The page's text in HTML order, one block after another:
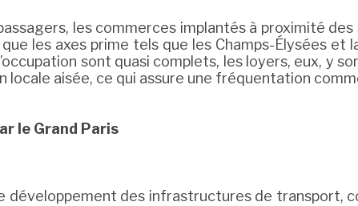
les commerces implantés à proximité
les axes prime tels que les Champs-Élysées
sont quasi complets, les loyers, eux, y
locale aisée, ce qui assure une fréquentation
le Grand Paris
développement des infrastructures de transport,